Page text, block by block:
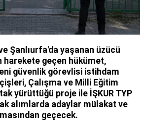
Şanlıurfa'da yaşanan üzücü
harekete geçen hükümet,
güvenlik görevlisi istihdam
Çalışma ve Milli Eğitim
yürüttüğü proje ile İŞKUR TYP
alımlarda adaylar mülakat ve
geçecek.